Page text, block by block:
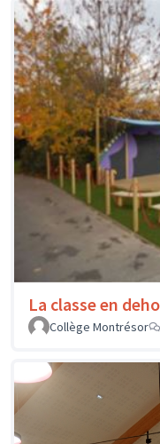
La classe en
Collège Montrésor